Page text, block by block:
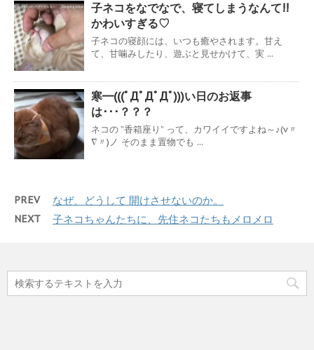
子ネコをなでなで、寝てしまうなんて!!
かわいすぎる♡
子ネコの寝顔には、いつも癒やされます。甘え
て、甘噛みしたり、遊ぶと見せかけて、実 ...
寒━(((ﾟДﾟДﾟДﾟ)))い日のお返事
は･･･？？？
ネコの ”香箱座り” って、カワイイですよね～♪(v〃
∇〃)ノ そのまま置物でも ...
PREV なぜ、どうして 開けさせないのか。
NEXT 子ネコちゃんたちに、先住ネコたちもメロメロ